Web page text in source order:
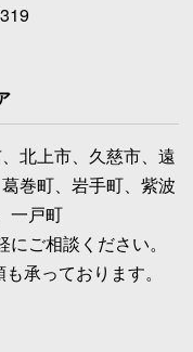
北上市、久慈市、遠
巻町、岩手町、紫波
一戸町
ご相談ください。
承っております。